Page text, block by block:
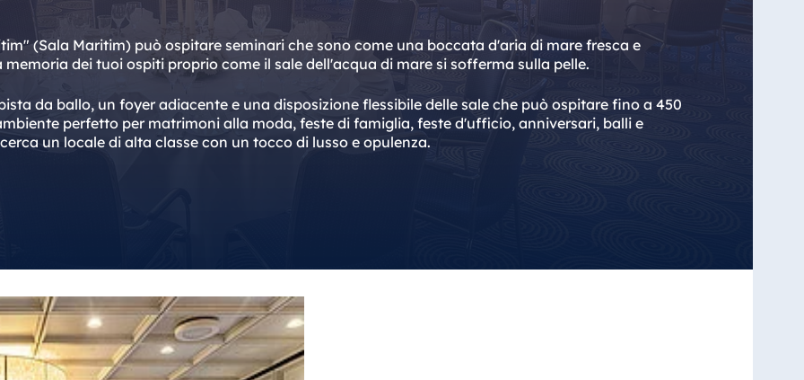
(Sala Maritim) può ospitare seminari che sono come una boccata d'aria di mare fresca e
dei tuoi ospiti proprio come il sale dell'acqua di mare si sofferma sulla pelle.
da ballo, un foyer adiacente e una disposizione flessibile delle sale che può ospitare fino a 450
perfetto per matrimoni alla moda, feste di famiglia, feste d'ufficio, anniversari, balli e
un locale di alta classe con un tocco di lusso e opulenza.